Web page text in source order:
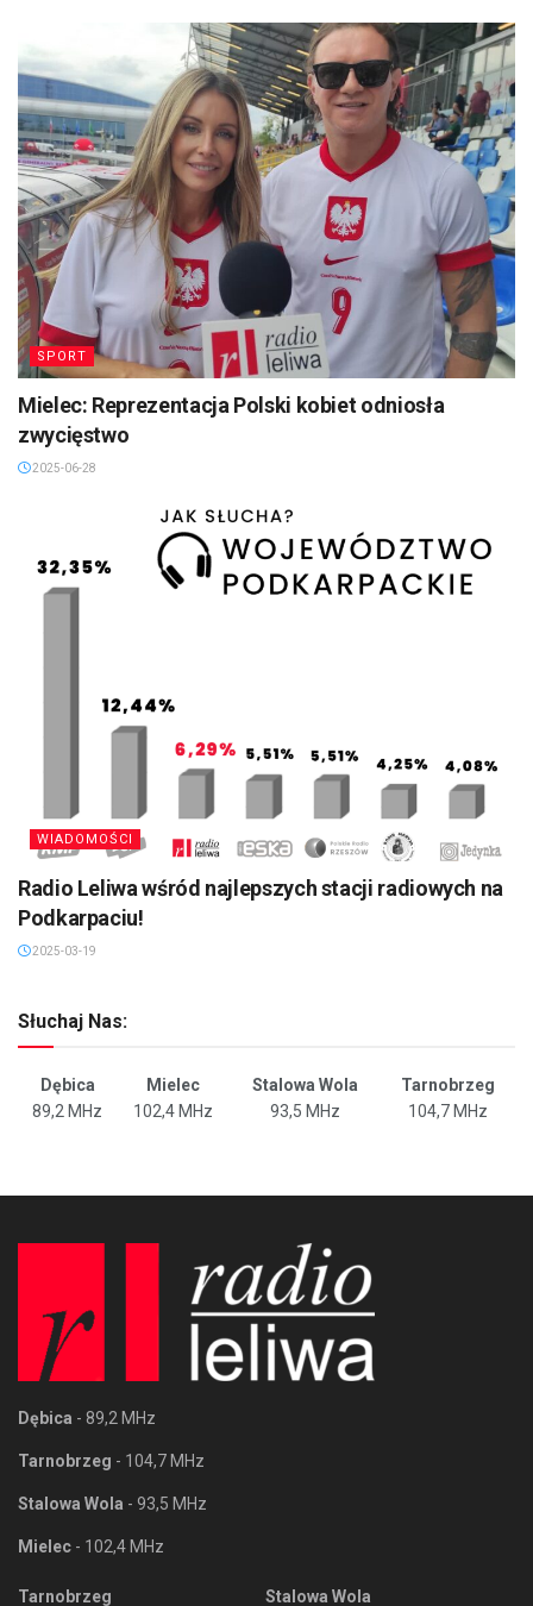
SPORT
Mielec: Reprezentacja Polski kobiet odniosła
zwycięstwo
2025-06-28
WIADOMOŚCI
Radio Leliwa wśród najlepszych stacji radiowych na
Podkarpaciu!
2025-03-19
Słuchaj Nas:
Dębica Mielec Stalowa Wola
Tarnobrzeg
89,2 MHz
102,4 MHz 93,5 MHz 104,7 MHz
Dębica - 89,2 MHz
Tarnobrzeg - 104,7 MHz
Stalowa Wola - 93,5 MHz
Mielec - 102,4 MHz
Tarnobrzeg Stalowa Wola